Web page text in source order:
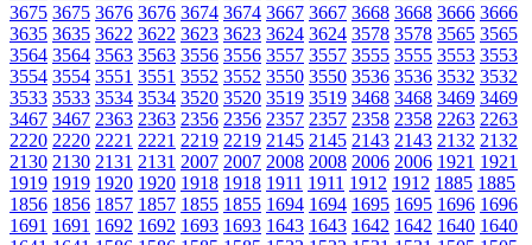
3675 3675 3676 3676 3674 3674 3667 3667 3668 3668 3666 3666
3635 3635 3622 3622 3623 3623 3624 3624 3578 3578 3565 3565
3564 3564 3563 3563 3556 3556 3557 3557 3555 3555 3553 3553
3554 3554 3551 3551 3552 3552 3550 3550 3536 3536 3532 3532
3533 3533 3534 3534 3520 3520 3519 3519 3468 3468 3469 3469
3467 3467 2363 2363 2356 2356 2357 2357 2358 2358 2263 2263
2220 2220 2221 2221 2219 2219 2145 2145 2143 2143 2132 2132
2130 2130 2131 2131 2007 2007 2008 2008 2006 2006 1921 1921
1919 1919 1920 1920 1918 1918 1911 1911 1912 1912 1885 1885
1856 1856 1857 1857 1855 1855 1694 1694 1695 1695 1696 1696
1691 1691 1692 1692 1693 1693 1643 1643 1642 1642 1640 1640